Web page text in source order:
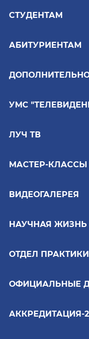
СТУДЕНТАМ
АБИТУРИЕНТАМ
УМС
ЛУЧ ТВ
МАСТЕР-КЛАССЫ
ВИДЕОГАЛЕРЕЯ
НАУЧНАЯ ЖИЗНЬ
ОТДЕЛ ПРАКТИКИ
ОФИЦИАЛЬНЫЕ
АККРЕДИТАЦИЯ-